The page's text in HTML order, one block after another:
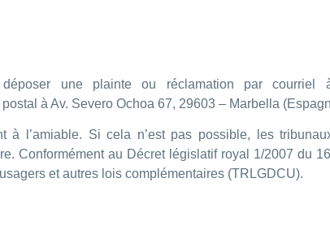
une plainte ou réclamation par courriel
à Av. Severo Ochoa 67, 29603 – Marbella
l’amiable. Si cela n’est pas possible, les
Conformément au Décret législatif royal 1/2007 du
et autres lois complémentaires (TRLGDCU).